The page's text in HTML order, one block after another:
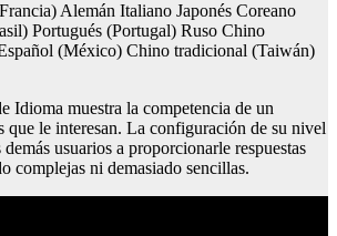
Alemán Italiano Japonés Coreano
Portugués (Portugal) Ruso Chino
(México) Chino tradicional (Taiwán)
Idioma muestra la competencia de un
que le interesan. La configuración de su nivel
usuarios a proporcionarle respuestas
complejas ni demasiado sencillas.